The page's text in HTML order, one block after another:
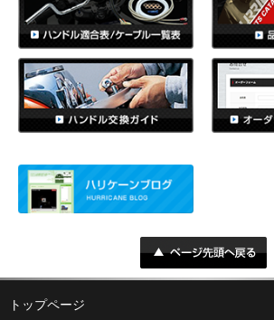
トップページ